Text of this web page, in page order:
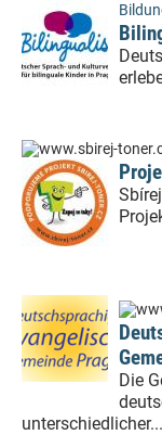
Die
unterschiedlicher...